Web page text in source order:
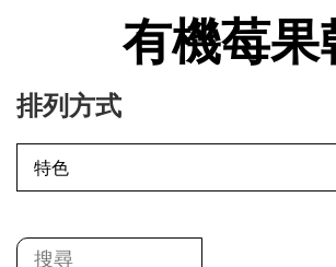
有機莓果
排列方式